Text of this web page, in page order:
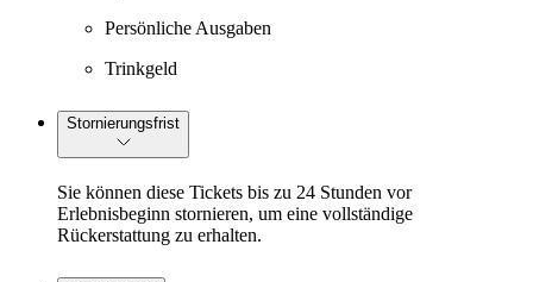
Persönliche Ausgaben
Trinkgeld
Stornierungsfrist
Sie können diese Tickets bis zu 24 Stunden vor
Erlebnisbeginn stornieren, um eine vollständige
Rückerstattung zu erhalten.